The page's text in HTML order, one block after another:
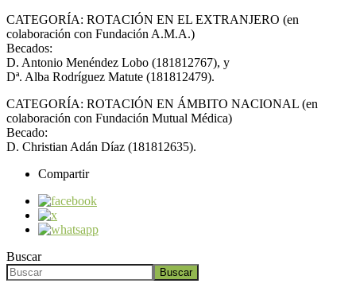
CATEGORÍA: ROTACIÓN EN EL EXTRANJERO (en
colaboración con Fundación A.M.A.)
Becados:
D. Antonio Menéndez Lobo (181812767), y
Dª. Alba Rodríguez Matute (181812479).
CATEGORÍA: ROTACIÓN EN ÁMBITO NACIONAL (en
colaboración con Fundación Mutual Médica)
Becado:
D. Christian Adán Díaz (181812635).
Compartir
Buscar
Buscar